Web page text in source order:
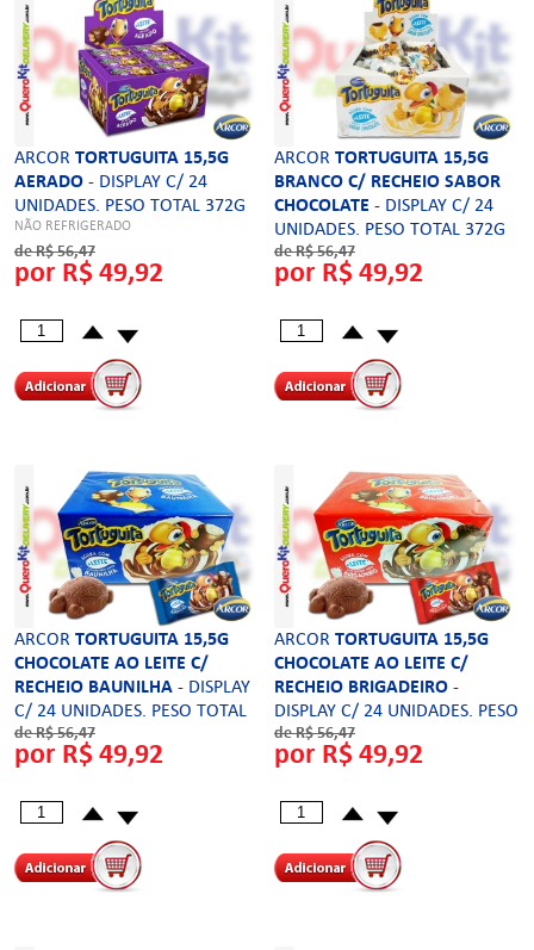
ARCOR TORTUGUITA 15,5G
AERADO- DISPLAY C/ 24
UNIDADES. PESO TOTAL 372G
NÃO REFRIGERADO
de R$ 56,47
por R$ 49,92
ARCOR TORTUGUITA 15,5G
BRANCO C/ RECHEIO SABOR
CHOCOLATE - DISPLAY C/ 24
UNIDADES. PESO TOTAL 372G
NÃO REFRIGERADOS
de R$ 56,47
por R$ 49,92
ARCOR TORTUGUITA 15,5G
CHOCOLATE AO LEITE C/
RECHEIO BAUNILHA- DISPLAY
C/ 24 UNIDADES. PESO TOTAL
372G
NÃO-REFRIGERADOS
de R$ 56,47
por R$ 49,92
ARCOR TORTUGUITA 15,5G
CHOCOLATE AO LEITE C/
RECHEIO BRIGADEIRO-
DISPLAY C/ 24 UNIDADES. PESO
TOTAL 372G
NÃO-REFRIGERADOS
de R$ 56,47
por R$ 49,92